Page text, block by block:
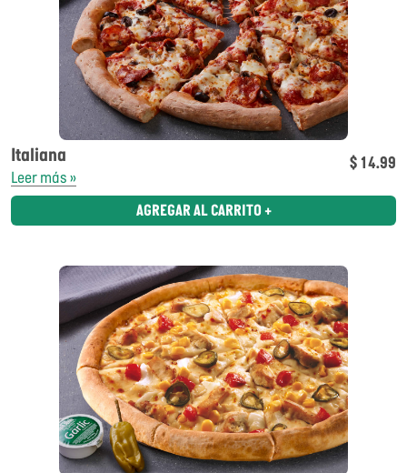
Italiana
Leer más »
$ 14.99
AGREGAR AL CARRITO +